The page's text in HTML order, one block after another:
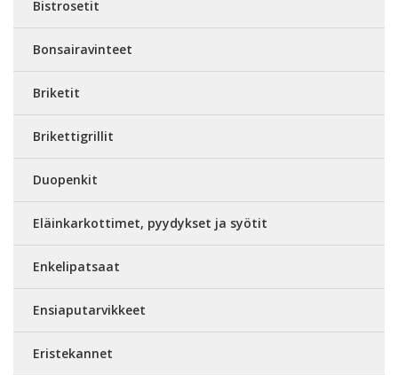
Bistrosetit
Bonsairavinteet
Briketit
Brikettigrillit
Duopenkit
Eläinkarkottimet, pyydykset ja syötit
Enkelipatsaat
Ensiaputarvikkeet
Eristekannet